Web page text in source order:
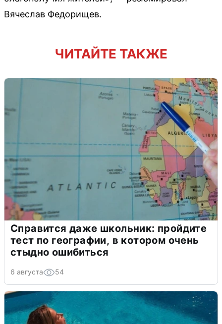
Вячеслав Федорищев.
ЧИТАЙТЕ ТАКЖЕ
Справится даже школьник: пройдите
тест по географии, в котором очень
стыдно ошибиться
6 августа 54